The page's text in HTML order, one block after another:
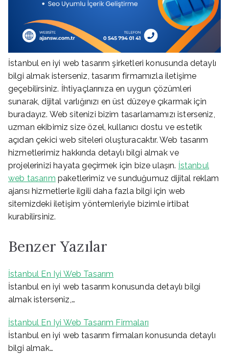
İstanbul en iyi web tasarım şirketleri konusunda detaylı
bilgi almak isterseniz, tasarım firmamızla iletişime
geçebilirsiniz. İhtiyaçlarınıza en uygun çözümleri
sunarak, dijital varlığınızı en üst düzeye çıkarmak için
buradayız. Web sitenizi bizim tasarlamamızı isterseniz,
uzman ekibimiz size özel, kullanıcı dostu ve estetik
açıdan çekici web siteleri oluşturacaktır. Web tasarım
hizmetlerimiz hakkında detaylı bilgi almak ve
projelerinizi hayata geçirmek için bize ulaşın. İstanbul
web tasarım paketlerimiz ve sunduğumuz dijital reklam
ajansı hizmetlerle ilgili daha fazla bilgi için web
sitemizdeki iletişim yöntemleriyle bizimle irtibat
kurabilirsiniz.
Benzer Yazılar
İstanbul En Iyi Web Tasarım
İstanbul en iyi web tasarım konusunda detaylı bilgi
almak isterseniz,…
İstanbul En Iyi Web Tasarım Firmaları
İstanbul en iyi web tasarım firmaları konusunda detaylı
bilgi almak…